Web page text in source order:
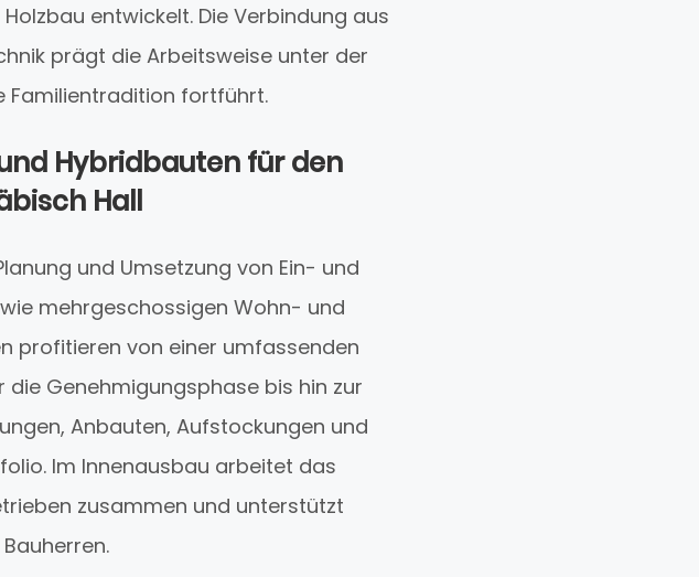
entwickelt. Die Verbindung aus
prägt die Arbeitsweise unter der
Familientradition fortführt.
Hybridbauten für den
Hall
und Umsetzung von Ein- und
mehrgeschossigen Wohn- und
profitieren von einer umfassenden
Genehmigungsphase bis hin zur
Anbauten, Aufstockungen und
Im Innenausbau arbeitet das
zusammen und unterstützt